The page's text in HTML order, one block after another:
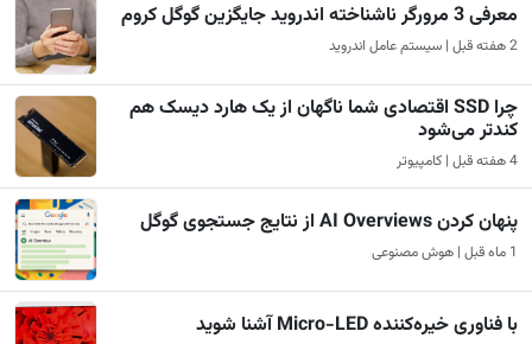
معرفی 3 مرورگر ناشناخته اندروید جایگزین گوگل کروم
2 هفته قبل | سیستم عامل اندروید
چرا SSD اقتصادی شما ناگهان از یک هارد دیسک هم
کندتر می‌شود
4 هفته قبل | کامپیوتر
پنهان کردن AI Overviews از نتایج جستجوی گوگل
1 ماه قبل | هوش مصنوعی
با فناوری خیره‌کننده Micro-LED آشنا شوید